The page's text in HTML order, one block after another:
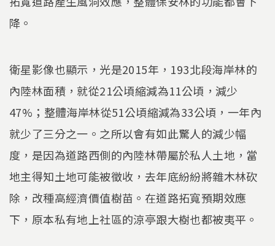
降。
衛星影像也顯示，光是2015年，193北段海岸林的
內陸林面積，就從21公頃縮減為11公頃，減少
47%；整體海岸林從51公頃縮減為33公頃，一年內
就少了三分之一。之所以會有如此驚人的減少幅
度，是因為道路西側的內陸林帶屬於私人土地，當
地主得知土地可能被徵收，去年底紛紛將雜木林砍
除，改種高經濟價值樹苗。在道路拓寬預期效應
下，原本私有地上社區的涼亭跟大樹也都被夷平。